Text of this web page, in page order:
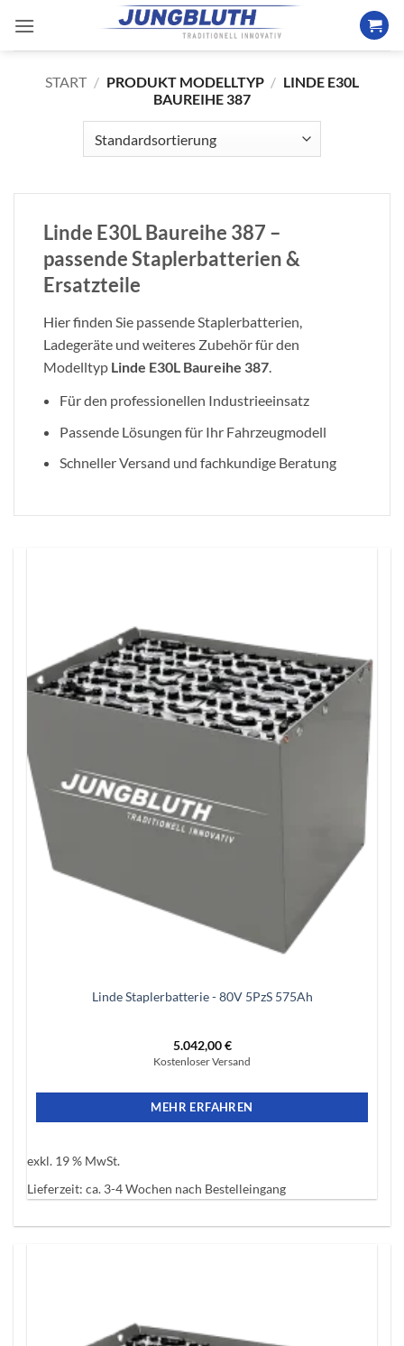
Inhalt
springen
START / PRODUKT MODELLTYP / LINDE E30L
BAUREIHE 387
Linde E30L Baureihe 387 –
passende Staplerbatterien &
Ersatzteile
Hier finden Sie passende Staplerbatterien,
Ladegeräte und weiteres Zubehör für den
Modelltyp Linde E30L Baureihe 387.
Für den professionellen Industrieeinsatz
Passende Lösungen für Ihr Fahrzeugmodell
Schneller Versand und fachkundige Beratung
Linde Staplerbatterie -​​ 80V 5PzS 575Ah
5.042,00€
Kostenloser Versand
MEHR ERFAHREN
exkl. 19 % MwSt.
Lieferzeit: ca. 3-4 Wochen nach Bestelleingang